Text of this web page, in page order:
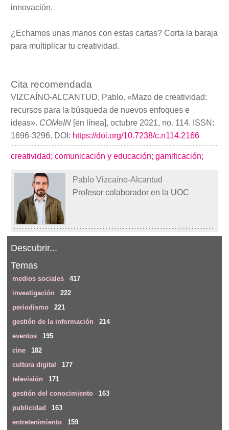
innovación.
¿Echamos unas manos con estas cartas? Corta la baraja
para multiplicar tu creatividad.
Cita recomendada
VIZCAÍNO-ALCANTUD, Pablo. «Mazo de creatividad:
recursos para la búsqueda de nuevos enfoques e
ideas». COMeIN [en línea], octubre 2021, no. 114. ISSN:
1696-3296. DOI: https://doi.org/10.7238/c.n114.2166
creatividad; comunicación y educación; gamificación;
Pablo Vizcaíno-Alcantud
Profesor colaborador en la UOC
Descubrir...
Temas
medios sociales
417
investigación
222
periodismo
221
gestión de la información
214
eventos
195
cine
182
cultura digital
177
televisión
171
gestión del conocimiento
163
publicidad
163
entretenimiento
159